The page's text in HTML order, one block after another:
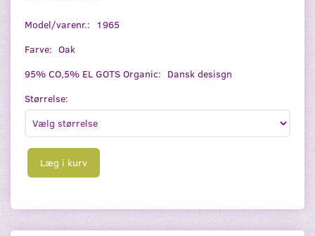
Model/varenr.:
1965
Farve: Oak
95% CO,5% EL GOTS Organic: Dansk desisgn
Størrelse:
Læg i kurv